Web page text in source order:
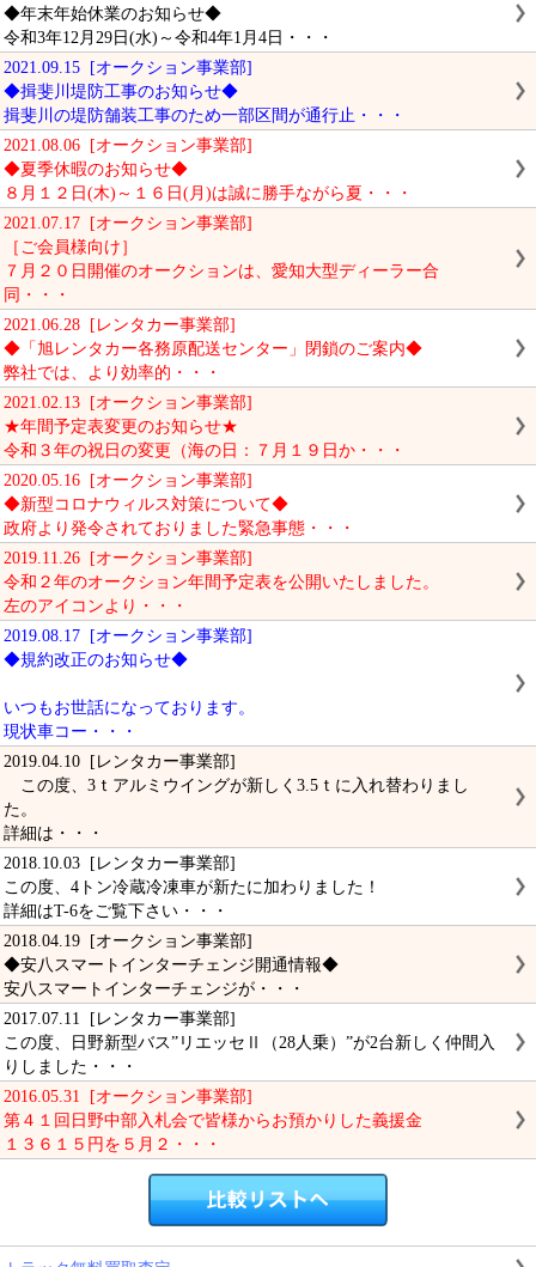
◆年末年始休業のお知らせ◆
令和3年12月29日(水)～令和4年1月4日・・・
2021.09.15 [オークション事業部]
◆揖斐川堤防工事のお知らせ◆
揖斐川の堤防舗装工事のため一部区間が通行止・・・
2021.08.06 [オークション事業部]
◆夏季休暇のお知らせ◆
８月１２日(木)～１６日(月)は誠に勝手ながら夏・・・
2021.07.17 [オークション事業部]
［ご会員様向け］
７月２０日開催のオークションは、愛知大型ディーラー合
同・・・
2021.06.28 [レンタカー事業部]
◆「旭レンタカー各務原配送センター」閉鎖のご案内◆
弊社では、より効率的・・・
2021.02.13 [オークション事業部]
★年間予定表変更のお知らせ★
令和３年の祝日の変更（海の日：７月１９日か・・・
2020.05.16 [オークション事業部]
◆新型コロナウィルス対策について◆
政府より発令されておりました緊急事態・・・
2019.11.26 [オークション事業部]
令和２年のオークション年間予定表を公開いたしました。
左のアイコンより・・・
2019.08.17 [オークション事業部]
◆規約改正のお知らせ◆
いつもお世話になっております。
現状車コー・・・
2019.04.10 [レンタカー事業部]
この度、3ｔアルミウイングが新しく3.5ｔに入れ替わりまし
た。
詳細は・・・
2018.10.03 [レンタカー事業部]
この度、4トン冷蔵冷凍車が新たに加わりました！
詳細はT-6をご覧下さい・・・
2018.04.19 [オークション事業部]
◆安八スマートインターチェンジ開通情報◆
安八スマートインターチェンジが・・・
2017.07.11 [レンタカー事業部]
この度、日野新型バス”リエッセⅡ（28人乗）”が2台新しく仲間入
りしました・・・
2016.05.31 [オークション事業部]
第４１回日野中部入札会で皆様からお預かりした義援金
１３６１５円を５月２・・・